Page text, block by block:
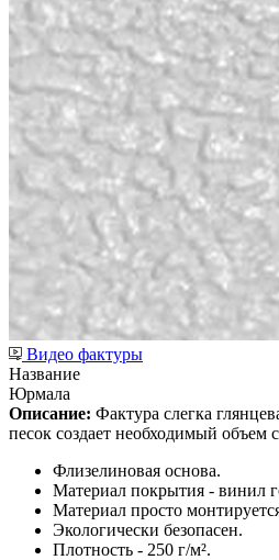
Видео фактуры
Название
Юрмала
Описание: Фактура слегка
песок создает необходимый объем
Флизелиновая основа.
Материал покрытия - винил
Материал просто
Экологически безопасен.
Плотность - 250 г/м².